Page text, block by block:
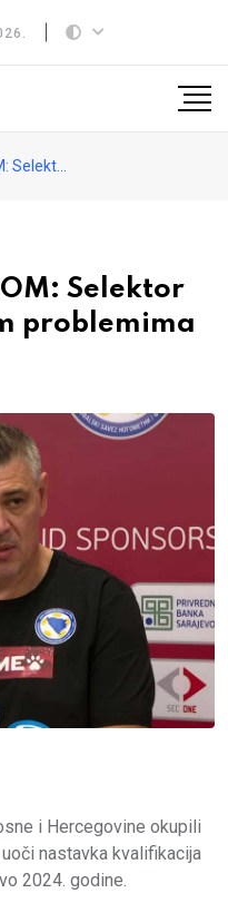
problemima
Selektor
problemima
i Hercegovine okupili
nastavka kvalifikacija
2024. godine.